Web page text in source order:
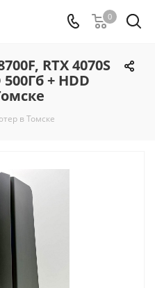
0
RTX 4070S
500Гб + HDD
в Томске